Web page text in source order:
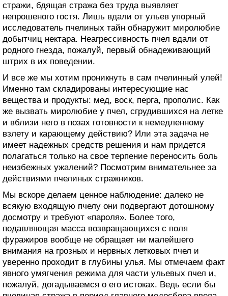
стражи, бдящая стража без труда выявляет
непрошеного гостя. Лишь вдали от ульев упорный
исследователь пчелиных тайн обнаружит миролюбие
добытчиц нектара. Неагрессивность пчел вдали от
родного гнезда, пожалуй, первый обнадеживающий
штрих в их поведении.
И все же мы хотим проникнуть в сам пчелинный улей!
Именно там складированы интересующие нас
вещества и продукты: мед, воск, перга, прополис. Как
же вызвать миролюбие у пчел, сгрудившихся на летке
и вблизи него в позах готовности к немедленному
взлету и карающему действию? Или эта задача не
имеет надежных средств решения и нам придется
полагаться только на свое терпение переносить боль
неизбежных ужалений? Посмотрим внимательнее за
действиями пчелиных стражников.
Мы вскоре делаем ценное наблюдение: далеко не
всякую входящую пчелу они подвергают дотошному
досмотру и требуют «пароля». Более того,
подавляющая масса возвращающихся с поля
фуражиров вообще не обращает ни малейшего
внимания на грозных и нервных летковых пчел и
уверенно проходит в глубины улья. Мы отмечаем факт
явного умягчения режима для части ульевых пчел и,
пожалуй, догадываемся о его истоках. Ведь если бы